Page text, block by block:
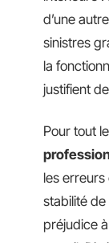
d’une
sinistres
la
justifient
Pour tout
les erreurs
stabilité de
préjudice